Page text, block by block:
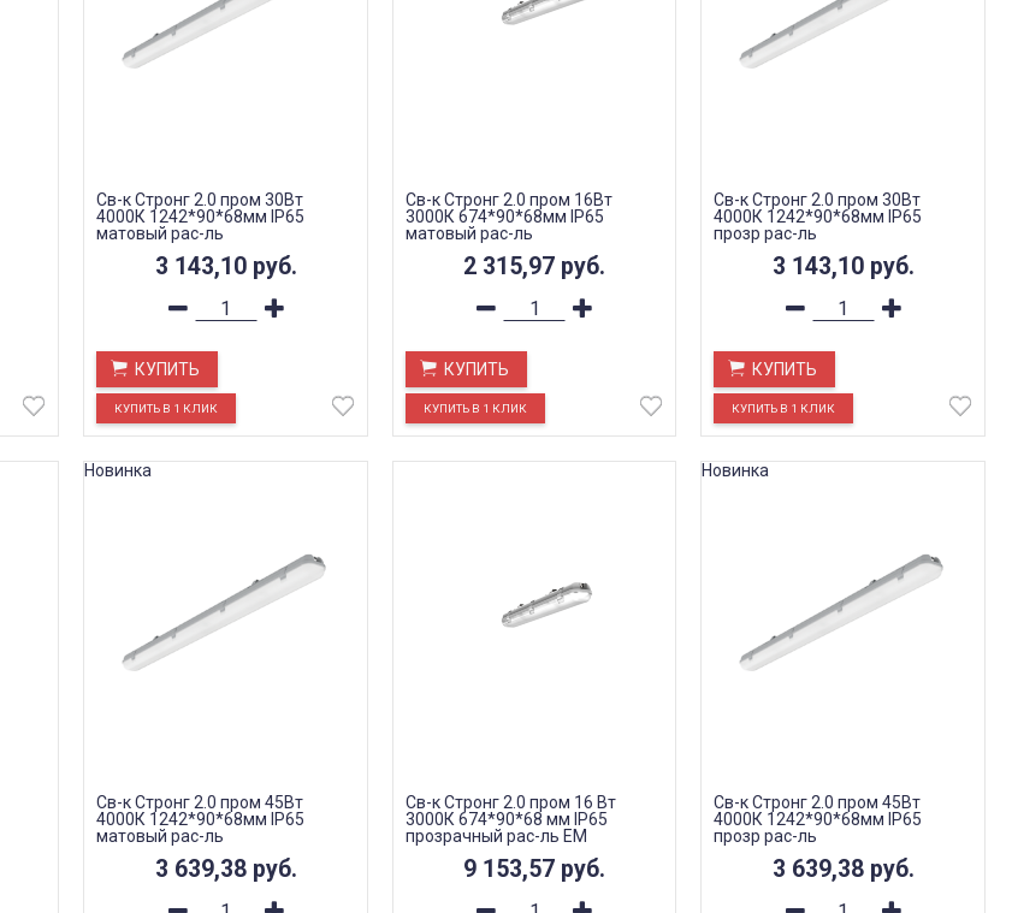
Св-к Стронг 2.0 пром 30Вт
4000К 1242*90*68мм IP65
матовый рас-ль
3 143,10 руб.
КУПИТЬ
Св-к Стронг 2.0 пром 16Вт
3000К 674*90*68мм IP65
матовый рас-ль
2 315,97 руб.
КУПИТЬ
Св-к Стронг 2.0 пром 30Вт
4000К 1242*90*68мм IP65
прозр рас-ль
3 143,10 руб.
КУПИТЬ
Св-к Стронг 2.0 пром 45Вт
4000К 1242*90*68мм IP65
матовый рас-ль
3 639,38 руб.
Новинка
Св-к Стронг 2.0 пром 16 Вт
3000К 674*90*68 мм IP65
прозрачный рас-ль EM
9 153,57 руб.
Св-к Стронг 2.0 пром 45Вт
4000К 1242*90*68мм IP65
прозр рас-ль
3 639,38 руб.
Новинка